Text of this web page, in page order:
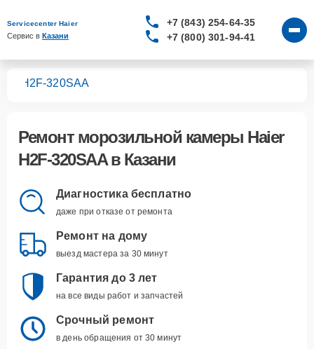
Servicecenter Haier
Сервис в Казани
+7 (843) 254-64-35
+7 (800) 301-94-41
H2F-320SAA
Ремонт морозильной камеры Haier
H2F-320SAAв Казани
Диагностика бесплатно
даже при отказе от ремонта
Ремонт на дому
выезд мастера за 30 минут
Гарантия до 3 лет
на все виды работ и запчастей
Срочный ремонт
в день обращения от 30 минут